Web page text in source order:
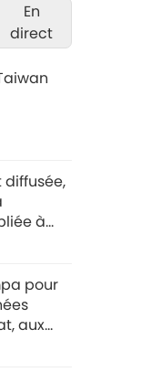
Vues
En
direct
diffusée,
à
pour
aux
végé.